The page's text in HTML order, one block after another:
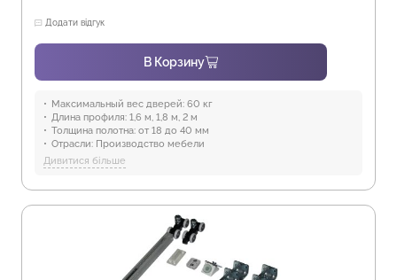
Додати відгук
В Корзину
Максимальный вес дверей: 60 кг
Длина профиля: 1,6 м, 1,8 м, 2 м
Толщина полотна: от 18 до 40 мм
Отрасли: Производство мебели
Предназначение:
Защита от воды:
Дивитися більше